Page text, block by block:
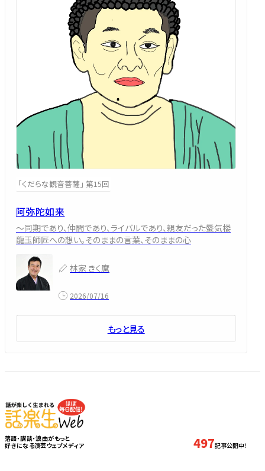
「くだらな観音菩薩」 第15回
阿弥陀如来
～同期であり、仲間であり、ライバルであり、親友だった蜃気楼
龍玉師匠への想い。そのままの言葉、そのままの心
林家 きく麿
2026/07/16
もっと見る
497記事公開中！
落語・講談・浪曲がもっと
好きになる演芸ウェブメディア